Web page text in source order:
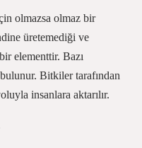
olmazsa olmaz bir
üretemediği ve
elementtir. Bazı
Bitkiler tarafından
insanlara aktarılır.